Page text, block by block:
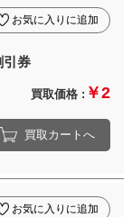
引券
お気に入りに追加
買取価格 : ￥2
買取カートへ
お気に入りに追加